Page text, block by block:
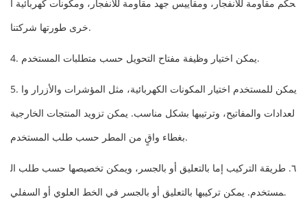
حكم مقاومة للانفجار، ومقاييس جهد مقاومة للانفجار، ومكونات كهربائية أ
خرى طورتها شركتنا.
4. يمكن اختيار وظيفة مفتاح التحويل حسب متطلبات المستخدم.
5. يمكن للمستخدم اختيار المكونات الكهربائية، مثل المؤشرات والأزرار وا
لعدادات والمفاتيح، وترتيبها بشكل مناسب. يمكن تزويد المنتجات الخارجية
بغطاء واقٍ من المطر حسب طلب المستخدم.
٦. طريقة التركيب إما بالتعليق أو بالجسر، ويمكن تخصيصها حسب طلب ال
مستخدم. يمكن تركيبها بالتعليق أو بالجسر في الخط العلوي أو السفلي.